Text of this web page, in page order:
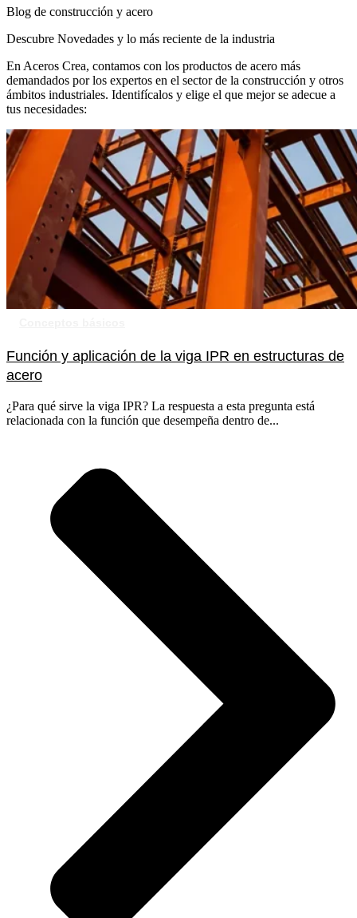
Blog de construcción y acero
Descubre Novedades y lo más reciente de la industria
En Aceros Crea, contamos con los productos de acero más
demandados por los expertos en el sector de la construcción y otros
ámbitos industriales. Identifícalos y elige el que mejor se adecue a
tus necesidades:
Función y aplicación de la viga IPR en estructuras de
acero
¿Para qué sirve la viga IPR? La respuesta a esta pregunta está
relacionada con la función que desempeña dentro de...